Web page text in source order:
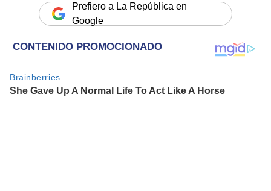
Prefiero a La República en
Google